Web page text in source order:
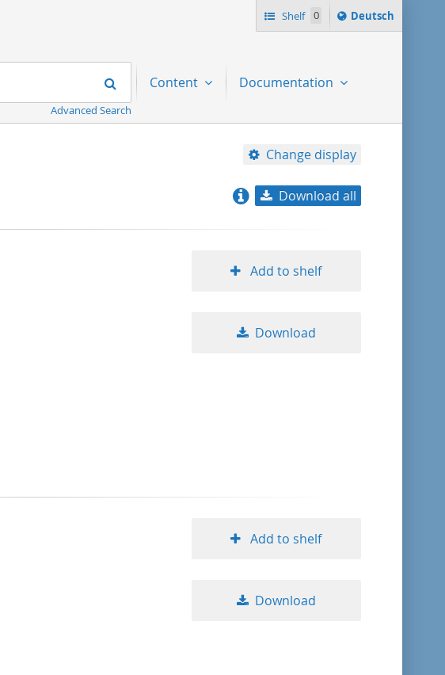
Shelf 0
Sprache
ï¿½ndern
Deutsch
Search
Advanced Search
Content Documentation
Change display
title ascending
10
Download all
Add to shelf
Download
Add to shelf
Download